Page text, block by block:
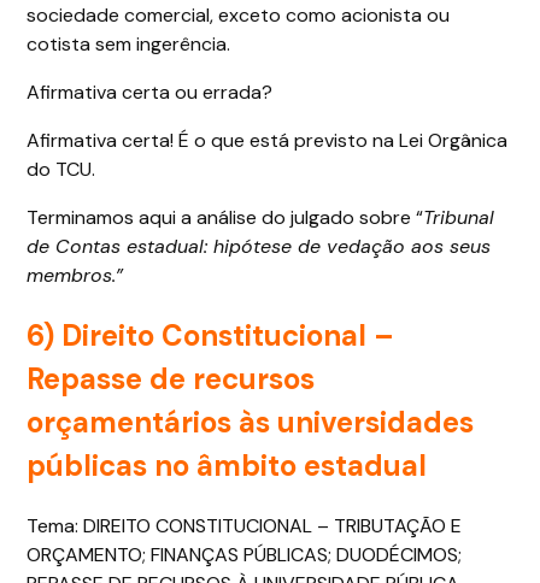
sociedade comercial, exceto como acionista ou
cotista sem ingerência.
Afirmativa certa ou errada?
Afirmativa certa! É o que está previsto na Lei Orgânica
do TCU.
Terminamos aqui a análise do julgado sobre “Tribunal
de Contas estadual: hipótese de vedação aos seus
membros.”
6) Direito Constitucional –
Repasse de recursos
orçamentários às universidades
públicas no âmbito estadual
Tema: DIREITO CONSTITUCIONAL – TRIBUTAÇÃO E
ORÇAMENTO; FINANÇAS PÚBLICAS; DUODÉCIMOS;